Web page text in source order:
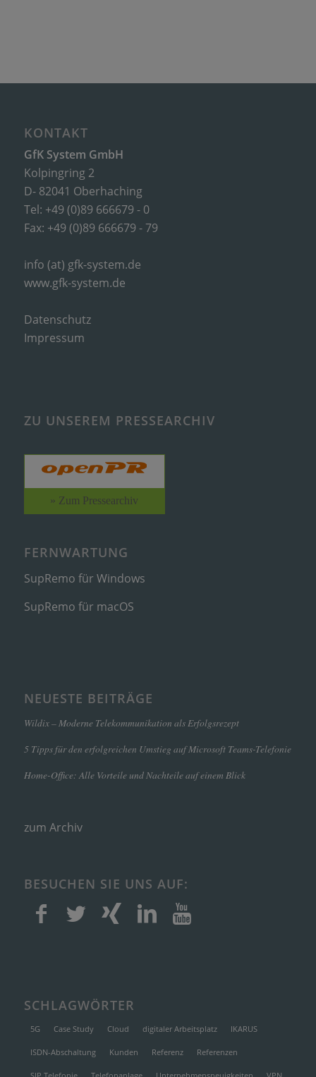
KONTAKT
GfK System GmbH
Kolpingring 2
D- 82041 Oberhaching
Tel: +49 (0)89 666679 - 0
Fax: +49 (0)89 666679 - 79
info (at) gfk-system.de
www.gfk-system.de
Datenschutz
Impressum
ZU UNSEREM PRESSEARCHIV
» Zum Pressearchiv
FERNWARTUNG
SupRemo für Windows
SupRemo für macOS
NEUESTE BEITRÄGE
Wildix – Moderne Telekommunikation als Erfolgsrezept
5 Tipps für den erfolgreichen Umstieg auf Microsoft Teams-Telefonie
Home-Office: Alle Vorteile und Nachteile auf einem Blick
zum Archiv
BESUCHEN SIE UNS AUF:
SCHLAGWÖRTER
5G Case Study Cloud digitaler Arbeitsplatz IKARUS
ISDN-Abschaltung Kunden Referenz Referenzen